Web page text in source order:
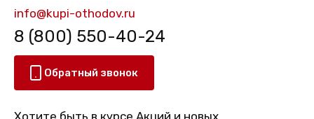
info@kupi-othodov.ru
8 (800) 550-40-24
Обратный звонок